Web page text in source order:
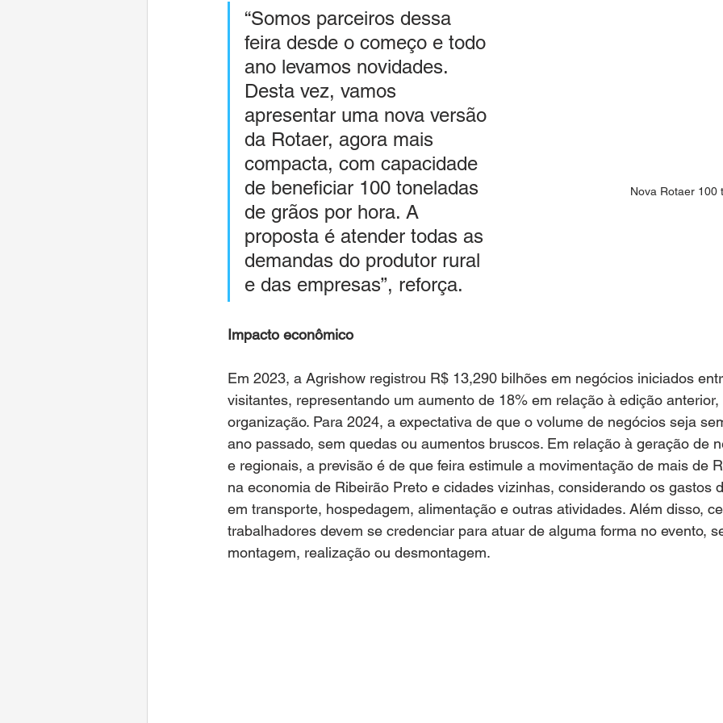
Nova Rotaer 100
“Somos parceiros dessa
feira desde o começo e todo
ano levamos novidades.
Desta vez, vamos
apresentar uma nova versão
da Rotaer, agora mais
compacta, com capacidade
de beneficiar 100 toneladas
de grãos por hora. A
proposta é atender todas as
demandas do produtor rural
e das empresas”, reforça.
Impacto econômico
Em 2023, a Agrishow registrou R$ 13,290 bilhões em negócios iniciados
visitantes, representando um aumento de 18% em relação à edição
organização. Para 2024, a expectativa de que o volume de negócios seja
ano passado, sem quedas ou aumentos bruscos. Em relação à geração de
e regionais, a previsão é de que feira estimule a movimentação de mais de
na economia de Ribeirão Preto e cidades vizinhas, considerando os gastos
em transporte, hospedagem, alimentação e outras atividades. Além disso,
trabalhadores devem se credenciar para atuar de alguma forma no evento,
montagem, realização ou desmontagem.